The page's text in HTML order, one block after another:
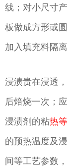
线；对小尺寸
板做成方形或
加入填充料隔
浸渍贵在浸透
后焙烧一次；
浸渍剂的粘热
的预热温度及
间等工艺参数